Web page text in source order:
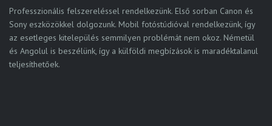
Professzionális felszereléssel rendelkezünk. Első sorban Canon és
Sony eszközökkel dolgozunk. Mobil fotóstúdióval rendelkezünk, így
az esetleges kitelepülés semmilyen problémát nem okoz. Németül
és Angolul is beszélünk, így a külföldi megbízások is maradéktalanul
teljesíthetőek.